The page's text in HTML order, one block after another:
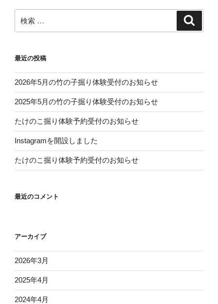
索:
最近の投稿
2026年5月の竹の子掘り体験受付のお知らせ
2025年5月の竹の子掘り体験受付のお知らせ
たけのこ掘り体験予約受付のお知らせ
Instagramを開設しました
たけのこ掘り体験予約受付のお知らせ
最近のコメント
アーカイブ
2026年3月
2025年4月
2024年4月